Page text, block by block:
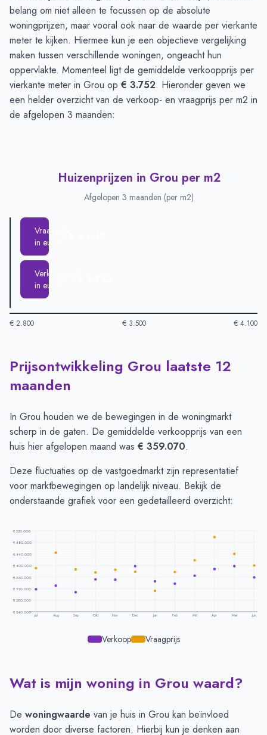
Type
Bedrag
Vraagprijs in euro's
€ 399.660
Verkoopprijs in euro's
€ 359.070
belang om niet alleen te focussen op de absolute
woningprijzen, maar vooral ook naar de waarde per vierkante
meter te kijken. Hiermee kun je een objectieve vergelijking
maken tussen verschillende woningen, ongeacht hun
oppervlakte. Momenteel ligt de gemiddelde verkoopprijs per
vierkante meter in Grou op € 3.752. Hieronder geven we
een helder overzicht van de verkoop- en vraagprijs per m2 in
de afgelopen 3 maanden:
Huizenprijzen in Grou per m2
Afgelopen 3 maanden (per m2)
Vraagprijs
in euro's
Verkoopprijs
in euro's
€ 2.800 € 3.500 € 4.100
Huizenprijzen in Grou per m2-Afgelopen 3 maanden (per m2)
Vraagprijs in euro's
Verkoopprijs in euro's
€ 3.752
Prijsontwikkeling Grou laatste 12
maanden
In Grou houden we de bewegingen in de woningmarkt
scherp in de gaten. De gemiddelde verkoopprijs van een
huis hier afgelopen maand was € 359.070.
Deze fluctuaties op de vastgoedmarkt zijn representatief
voor marktbewegingen op landelijk niveau. Bekijk de
onderstaande grafiek voor een gedetailleerd overzicht:
€ 520.000
€ 480.000
€ 440.000
€ 400.000
€ 360.000
€ 320.000
€ 280.000
€ 240.000
Jul Aug Sep Okt Nov Dec Jan Feb Mrt Apr Mei Jun
Verkoop Vraagprijs
Prijsontwikkeling per maand -Grou
Vraagprijs
Verkoopprijs
Juli
€ 390.589€ 317.845
Augustus
€ 444.043€ 330.103
Wat is mijn woning in Grou waard?
De woningwaarde van je huis in Grou kan beïnvloed
worden door diverse factoren. Hierbij kun je denken aan